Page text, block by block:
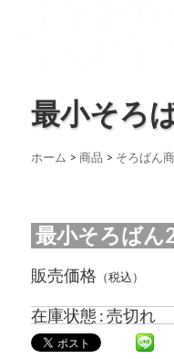
最小そろ
ホーム > 商品 > そろばん
最小そろばん
販売価格 （税込）
在庫状態 : 売切れ